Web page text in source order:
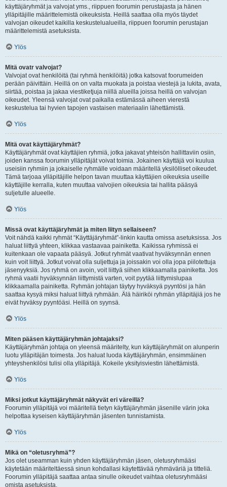
käyttäjäryhmät ja valvojat yms., riippuen foorumin perustajasta ja hänen
ylläpitäjille määrittelemistä oikeuksista. Heillä saattaa olla myös täydet
valvojan oikeudet kaikilla keskustelualueilla, riippuen foorumin perustajan
määrittelemistä asetuksista.
Ylös
Mitä ovatr valvojat?
Valvojat ovat henkilöitä (tai ryhmä henkilöitä) jotka katsovat foorumeiden
perään päivittäin. Heillä on on valta muokata ja poistaa viestejä ja lukita, avata,
siirtää, poistaa ja jakaa viestiketjuja niillä alueilla joissa heillä on valvojan
oikeudet. Yleensä valvojat ovat paikalla estämässä aiheen vierestä
keskustelua tai hyvien tapojen vastaisen materiaalin lähettämistä.
Ylös
Mitä ovat käyttäjäryhmät?
Käyttäjäryhmät ovat käyttäjien ryhmiä, jotka jakavat yhteisön hallittaviin osiin,
joiden kanssa foorumin ylläpitäjät voivat toimia. Jokainen käyttäjä voi kuulua
useisiin ryhmiin ja jokaiselle ryhmälle voidaan määritellä yksilölliset oikeudet.
Tämä tarjoaa ylläpitäjille helpon tavan muuttaa käyttäjien oikeuksia useille
käyttäjille kerralla, kuten muuttaa valvojien oikeuksia tai hallita pääsyä
suljetulle alueelle.
Ylös
Missä ovat käyttäjäryhmät ja miten liityn sellaiseen?
Voit nähdä kaikki ryhmät “Käyttäjäryhmät”-linkin kautta omissa asetuksissa. Jos
haluat liittyä yhteen, klikkaa vastaavaa painiketta. Kaikissa ryhmissä ei
kuitenkaan ole vapaata pääsyä. Jotkut ryhmät vaativat hyväksynnän ennen
kuin voit liittyä. Jotkut voivat olla suljettuja ja joissakin voi olla jopa piilotettuja
jäsenyyksiä. Jos ryhmä on avoin, voit liittyä siihen klikkaamalla painiketta. Jos
ryhmä vaatii hyväksynnän liittymistä varten, voit pyytää liittymislupaa
klikkaamalla painiketta. Ryhmän johtajan täytyy hyväksyä pyyntösi ja hän
saattaa kysyä miksi haluat liittyä ryhmään. Älä häiriköi ryhmän ylläpitäjiä jos he
eivät hyväksy pyyntöäsi. Heillä on syynsä.
Ylös
Miten pääsen käyttäjäryhmän johtajaksi?
Käyttäjäryhmän johtaja on yleensä määritelty, kun käyttäjäryhmät on alunperin
luotu ylläpitäjän toimesta. Jos haluat luoda käyttäjäryhmän, ensimmäinen
yhteyshenkilösi tulisi olla ylläpitäjä. Kokeile yksityisviestin lähettämistä.
Ylös
Miksi jotkut käyttäjäryhmät näkyvät eri väreillä?
Foorumin ylläpitäjä voi määritellä tietyn käyttäjäryhmän jäsenille värin joka
helpottaa kyseisen käyttäjäryhmän jäsenten tunnistamista.
Ylös
Mikä on “oletusryhmä”?
Jos olet useamman kuin yhden käyttäjäryhmän jäsen, oletusryhmääsi
käytetään määriteltäessä sinun kohdallasi käytettävää ryhmäväriä ja titteliä.
Foorumin ylläpitäjä saattaa antaa sinulle oikeudet vaihtaa oletusryhmääsi
omista asetuksista.